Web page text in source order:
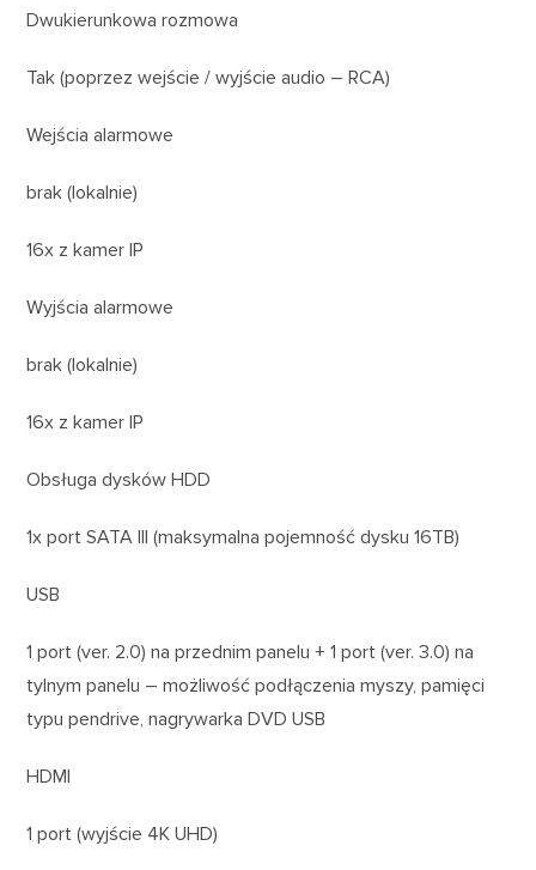
Dwukierunkowa rozmowa
Tak (poprzez wejście / wyjście audio – RCA)
Wejścia alarmowe
brak (lokalnie)
16x z kamer IP
Wyjścia alarmowe
brak (lokalnie)
16x z kamer IP
Obsługa dysków HDD
1x port SATA III (maksymalna pojemność dysku 16TB)
USB
1 port (ver. 2.0) na przednim panelu + 1 port (ver. 3.0) na
tylnym panelu – możliwość podłączenia myszy, pamięci
typu pendrive, nagrywarka DVD USB
HDMI
1 port (wyjście 4K UHD)